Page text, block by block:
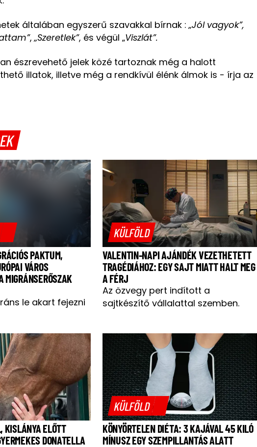
általában egyszerű szavakkal bírnak : „Jól vagyok”,
,„Szeretlek”, és végül „Viszlát”.
észrevehető jelek közé tartoznak még a halott
illatok, illetve még a rendkívül élénk álmok is - írja az
PAKTUM,
VÁROS
MIGRÁNSERŐSZAK
le akart fejezni
KÜLFÖLD
VALENTIN-NAPI AJÁNDÉK VEZETHETETT
TRAGÉDIÁHOZ: EGY SAJT MIATT HALT MEG
A FÉRJ
Az özvegy pert indított a
sajtkészítő vállalattal szemben.
KISLÁNYA ELŐTT
DONATELLA
KÜLFÖLD
KÖNYÖRTELEN DIÉTA: 3 KAJÁVAL 45 KILÓ
MÍNUSZ EGY SZEMPILLANTÁS ALATT